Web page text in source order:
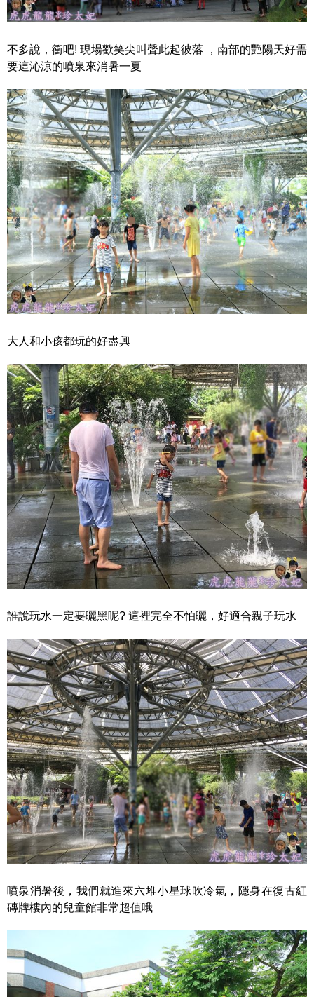
不多說，衝吧! 現場歡笑尖叫聲此起彼落 ，南部的艷陽天好需
要這沁涼的噴泉來消暑一夏
大人和小孩都玩的好盡興
誰說玩水一定要曬黑呢? 這裡完全不怕曬，好適合親子玩水
噴泉消暑後，我們就進來六堆小星球吹冷氣，隱身在復古紅
磚牌樓內的兒童館非常超值哦